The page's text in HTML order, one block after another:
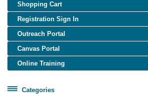
Shopping Cart
Registration Sign In
Outreach Portal
Canvas Portal
Online Training
Categories